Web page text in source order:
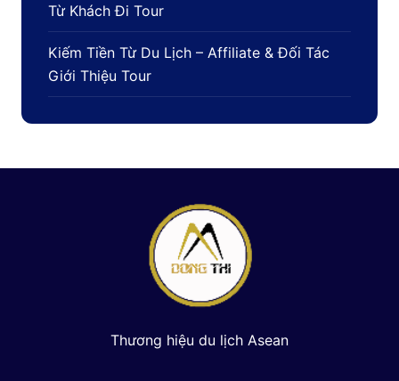
Từ Khách Đi Tour
Kiếm Tiền Từ Du Lịch – Affiliate & Đối Tác
Giới Thiệu Tour
Thương hiệu du lịch Asean